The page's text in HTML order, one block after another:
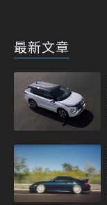
最新文章